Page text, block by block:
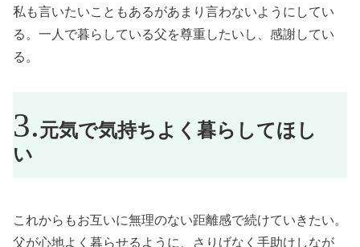
私も言いたいこともあるがあまり言わないようにしてい
る。一人で暮らしている父を尊重したいし、感謝してい
る。
元気で気持ちよく暮らしてほし
い
これからもお互いに無理のない距離感で続けていきたい。
父が心地よく暮らせるように、さりげなく手助けしなが